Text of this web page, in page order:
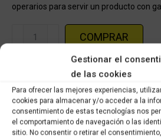
Gestionar el
de las cookies
Para ofrecer las mejores experiencias,
cookies para almacenar y/o acceder a la
consentimiento de estas tecnologías nos
el comportamiento de navegación o las
sitio. No consentir o retirar el
operarios para servir un producto con
de
640
cc
LC4
Enduro
COMPRAR
KTM-640cc LC4 ENDURO 2005
Share this product